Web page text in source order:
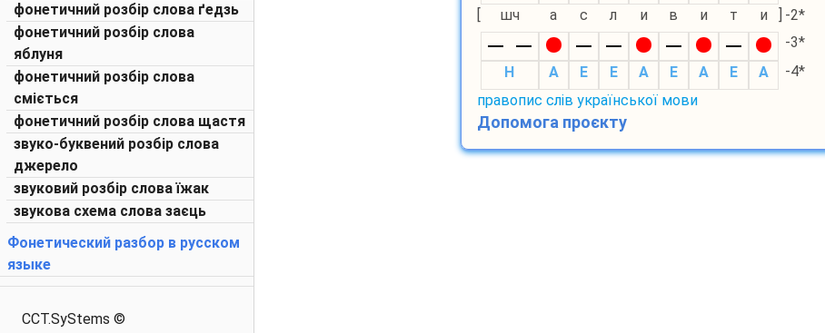
фонетичний розбір слова ґедзь
фонетичний розбір слова
яблуня
фонетичний розбір слова
сміється
фонетичний розбір слова щастя
звуко-буквений розбір слова
джерело
звуковий розбір слова їжак
звукова схема слова заєць
Фонетический разбор в русском
языке
CCT.SyStems ©
[
шч а с л и в и т и ] -2*
-3*
H
A E E A E A E A
-4*
правопис слів української мови
Допомога проєкту